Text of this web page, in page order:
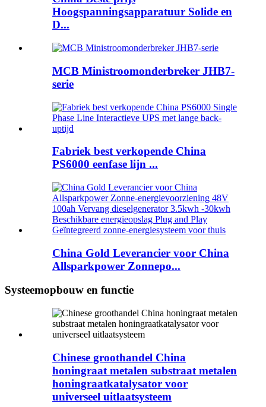
Hoogspanningsapparatuur Solide en
D...
MCB Ministroomonderbreker JHB7-
serie
Fabriek best verkopende China
PS6000 eenfase lijn ...
China Gold Leverancier voor China
Allsparkpower Zonnepo...
Systeemopbouw en functie
Chinese groothandel China
honingraat metalen substraat metalen
honingraatkatalysator voor
universeel uitlaatsysteem